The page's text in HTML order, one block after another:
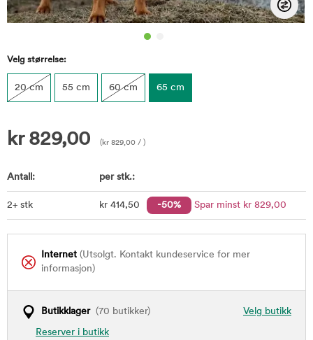
Velg størrelse:
20 cm 55 cm 60 cm 65 cm
kr 829,00 ( kr 829,00 / )
Antall: per stk.:
2+ stk kr 414,50 -50% Spar minst kr 829,00
Internet (Utsolgt. Kontakt kundeservice for mer
informasjon)
Velg butikk
Butikklager(70 butikker)
Reserver i butikk